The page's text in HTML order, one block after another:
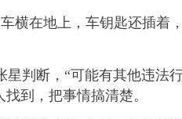
在地上，车钥匙还插着
断，“可能有其他违法
到，把事情搞清楚。